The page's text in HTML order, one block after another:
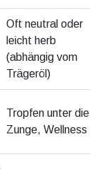
Oft neutral oder
leicht herb
(abhängig vom
Trägeröl)
Tropfen unter die
Zunge, Wellness